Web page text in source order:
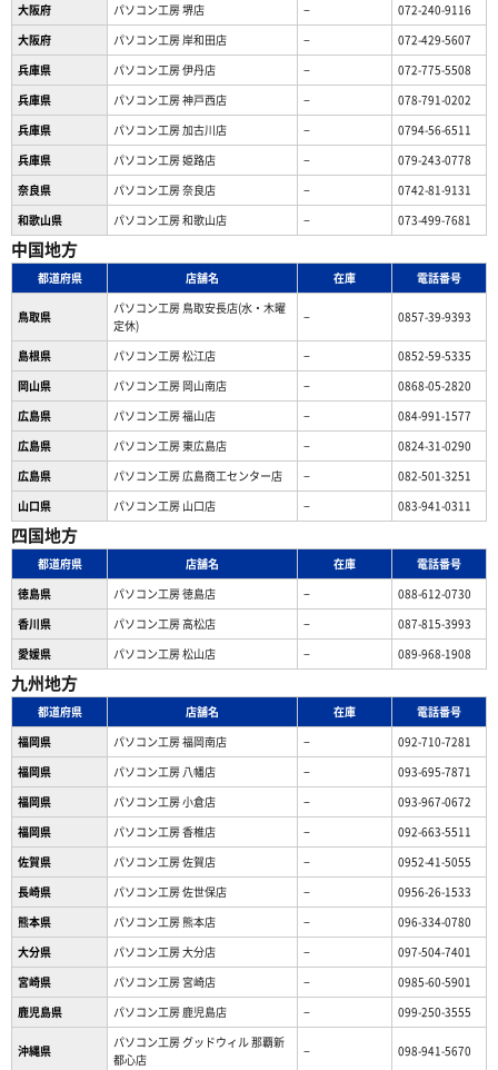
大阪府
パソコン工房 堺店 −
072-240-9116
大阪府
パソコン工房 岸和田店 −
072-429-5607
兵庫県
パソコン工房 伊丹店 −
072-775-5508
兵庫県
パソコン工房 神戸西店 −
078-791-0202
兵庫県
パソコン工房 加古川店 −
0794-56-6511
兵庫県
パソコン工房 姫路店 −
079-243-0778
奈良県
パソコン工房 奈良店 −
0742-81-9131
和歌山県
パソコン工房 和歌山店 − 073-499-7681
中国地方
都道府県 店舗名 在庫 電話番号
鳥取県
パソコン工房 鳥取安長店(水・木曜
定休)
− 0857-39-9393
島根県 パソコン工房 松江店 −
0852-59-5335
岡山県
パソコン工房 岡山南店 −
0868-05-2820
広島県
パソコン工房 福山店 −
084-991-1577
広島県
パソコン工房 東広島店 −
0824-31-0290
広島県
パソコン工房 広島商工センター店 −
082-501-3251
山口県
パソコン工房 山口店 − 083-941-0311
四国地方
都道府県 店舗名 在庫
電話番号
徳島県
パソコン工房 徳島店 −
088-612-0730
香川県
パソコン工房 高松店 −
087-815-3993
愛媛県
パソコン工房 松山店 − 089-968-1908
九州地方
都道府県 店舗名 在庫
電話番号
福岡県
パソコン工房 福岡南店 −
092-710-7281
福岡県
パソコン工房 八幡店 −
093-695-7871
福岡県
パソコン工房 小倉店 −
093-967-0672
福岡県
パソコン工房 香椎店 −
092-663-5511
佐賀県
パソコン工房 佐賀店 −
0952-41-5055
長崎県
パソコン工房 佐世保店 −
0956-26-1533
熊本県
パソコン工房 熊本店 −
096-334-0780
大分県
パソコン工房 大分店 −
097-504-7401
宮崎県
パソコン工房 宮崎店 −
0985-60-5901
鹿児島県
パソコン工房 鹿児島店 − 099-250-3555
沖縄県
パソコン工房 グッドウィル 那覇新
都心店
− 098-941-5670